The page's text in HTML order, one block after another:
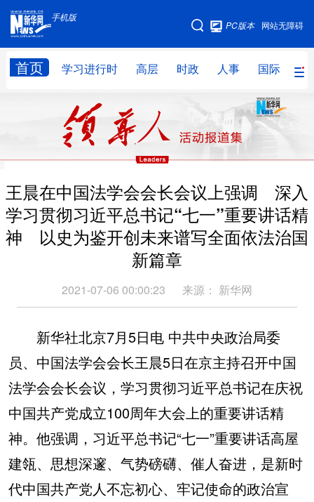
手机版
网站无障碍
PC版本
首页 学习进行时 高层 时政 人事 国际 财
手机版
网站地图
高层 人事
财经 网评
台湾 思客智库 全球连线 教育
科技 科创 量子 体育
文化 书画 健康 军事
金融
食品 人居 信息化 数字经济
学术中国 乡村振兴 银龄 溯源中国
城市 旅游 能源 会展
公益 一带一路 亚太网 上市公司
文化产业
王晨在中国法学会会长会议上强调 深入
学习贯彻习近平总书记“七一”重要讲话精
神 以史为鉴开创未来谱写全面依法治国
新篇章
2021-07-06 00:00:23 来源： 新华网
新华社北京7月5日电 中共中央政治局委
员、中国法学会会长王晨5日在京主持召开中国
法学会会长会议，学习贯彻习近平总书记在庆祝
中国共产党成立100周年大会上的重要讲话精
神。他强调，习近平总书记“七一”重要讲话高屋
建瓴、思想深邃、气势磅礴、催人奋进，是新时
代中国共产党人不忘初心、牢记使命的政治宣